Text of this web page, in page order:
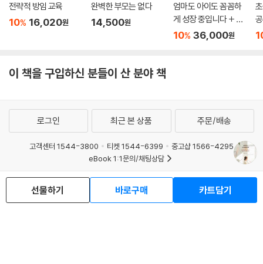
전략적 방임 교육
10% 16,020원
완벽한 부모는 없다
14,500원
엄마도 아이도 꼼꼼하
게 성장 중입니다 + 느
린 학습자를 위한 100
10% 36,000원
이 책을 구입하신 분들이 산 분야 책
선물하기 바로구매 카트담기
로그인 최근 본 상품 주문/배송
고객센터 1544-3800 티켓 1544-6399
중고샵 1566-4295
eBook 1:1문의/채팅상담
예스이십사(주) 사업자 정보
이용약관
개인정보처리방침
청소년보호정책
PC버전
회사소개
거래처관계자께